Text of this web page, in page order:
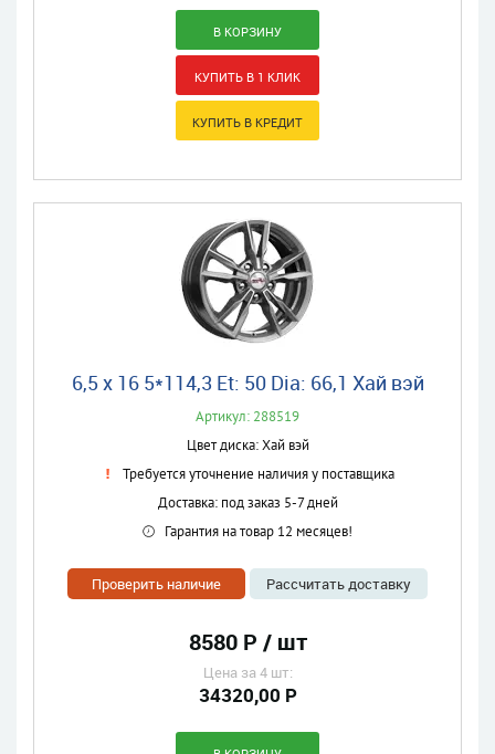
6,5 x 16 5*114,3 Et: 50 Dia: 66,1 Хай вэй
Артикул: 288519
Цвет диска: Хай вэй
Требуется уточнение наличия у поставщика
Доставка: под заказ 5-7 дней
Гарантия на товар 12 месяцев!
Проверить наличие Рассчитать доставку
8580 Р / шт
Цена за 4 шт:
34320,00 Р